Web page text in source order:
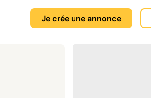
Je crée une annonce